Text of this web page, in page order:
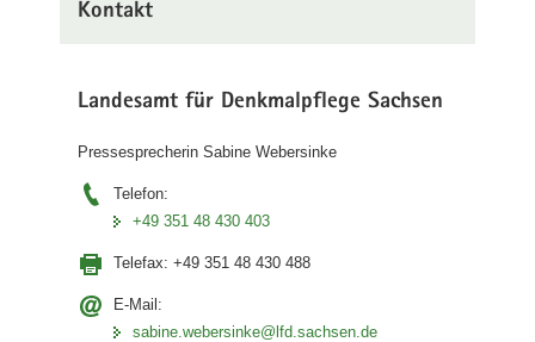
Kontakt
Landesamt für Denkmalpflege Sachsen
Pressesprecherin Sabine Webersinke
Telefon:
+49 351 48 430 403
Telefax: +49 351 48 430 488
E-Mail:
sabine.webersinke@lfd.sachsen.de